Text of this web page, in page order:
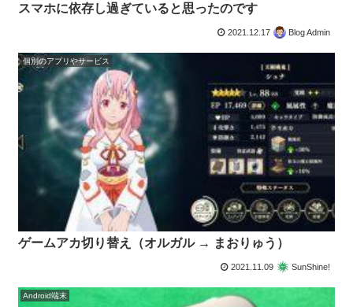
スマホに依存し過ぎていると思ったのです
2021.12.17 Blog Admin
個別のアプリやサービス
ゲームアカ切り替え（オルガル → まおりゅう）
2021.11.09 SunShine!
Android端末